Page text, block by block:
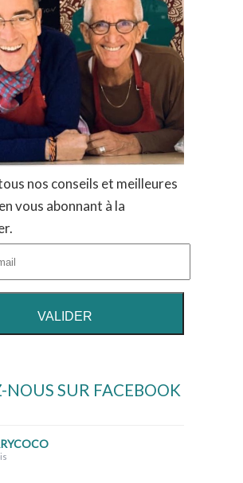
nos conseils et meilleures
vous abonnant à la
NOUS SUR FACEBOOK